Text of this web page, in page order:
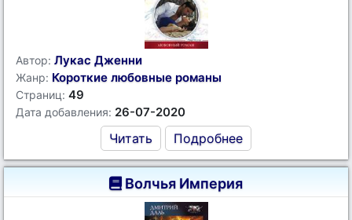
Автор: Лукас Дженни
Жанр: Короткие любовные романы
Страниц: 49
Дата добавления: 26-07-2020
Читать Подробнее
Волчья Империя